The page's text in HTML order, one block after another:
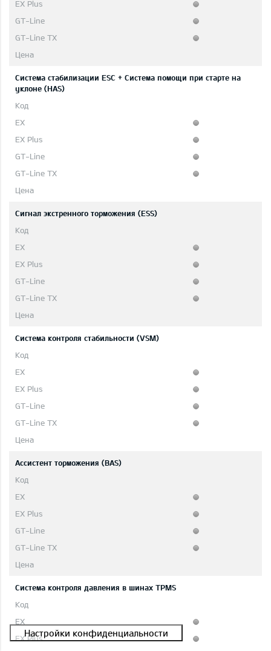
Система стабилизации ESC + Система помощи при старте на
уклоне (HAS)
Сигнал экстренного торможения (ESS)
Система контроля стабильности (VSM)
Ассистент торможения (BAS)
Система контроля давления в шинах TPMS